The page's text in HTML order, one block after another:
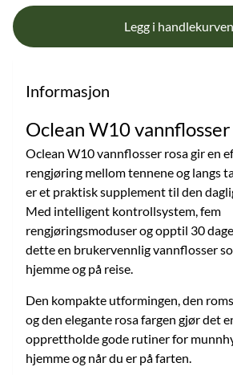
Informasjon
Oclean W10
Oclean W10 vannflosser rosa gir en
rengjøring mellom tennene og langs
er et praktisk supplement til den
Med intelligent kontrollsystem, fem
rengjøringsmoduser og opptil 30
dette en brukervennlig vannflosser
hjemme og på reise.
Den kompakte utformingen, den
og den elegante rosa fargen gjør det
opprettholde gode rutiner for
hjemme og når du er på farten.